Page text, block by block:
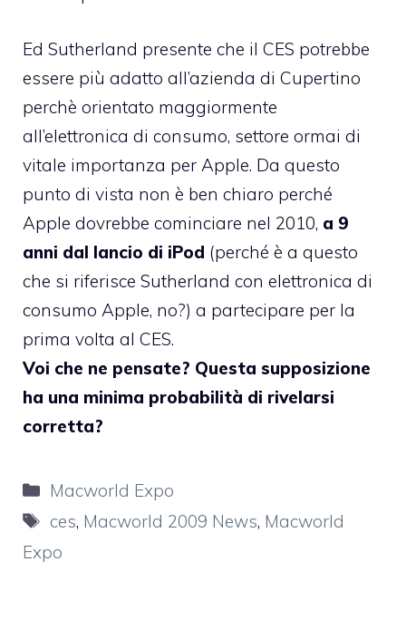
Ed Sutherland presente che il CES potrebbe
essere più adatto all’azienda di Cupertino
perchè orientato maggiormente
all’elettronica di consumo, settore ormai di
vitale importanza per Apple. Da questo
punto di vista non è ben chiaro perché
Apple dovrebbe cominciare nel 2010, a 9
anni dal lancio di iPod (perché è a questo
che si riferisce Sutherland con elettronica di
consumo Apple, no?) a partecipare per la
prima volta al CES.
Voi che ne pensate? Questa supposizione
ha una minima probabilità di rivelarsi
corretta?
Categorie
Macworld Expo
Tag
ces, Macworld 2009 News, Macworld
Expo